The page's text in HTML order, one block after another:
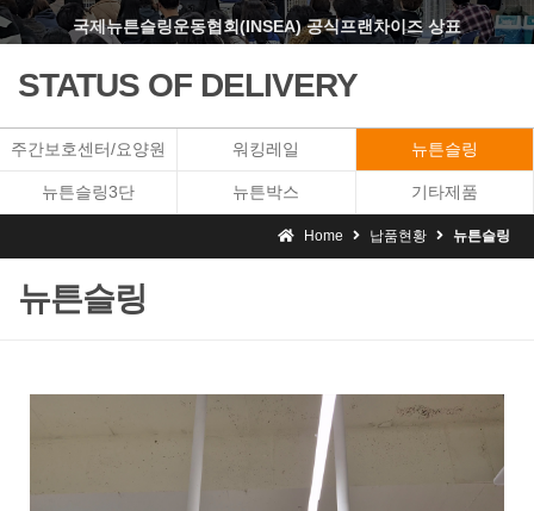
국제뉴튼슬링운동협회(INSEA) 공식프랜차이즈 상표
STATUS OF DELIVERY
주간보호센터/요양원 워킹레일 뉴튼슬링
뉴튼슬링3단 뉴튼박스 기타제품
Home 납품현황 뉴튼슬링
뉴튼슬링